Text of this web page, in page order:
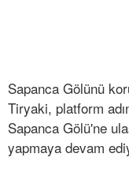
Sapanca Gölünü
Tiryaki, platform
Sapanca Gölü'ne
yapmaya devam